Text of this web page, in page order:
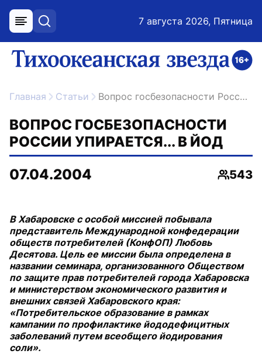
меню поиск 7 августа 2026, Пятница
ссылка на главную
Главная Статьи Вопрос госбезопасности России упирается... в йод
ВОПРОС ГОСБЕЗОПАСНОСТИ
РОССИИ УПИРАЕТСЯ... В ЙОД
07.04.2004
543
В Хабаровске с особой миссией побывала
представитель Международной конфедерации
обществ потребителей (КонфОП) Любовь
Десятова. Цель ее миссии была определена в
названии семинара, организованного Обществом
по защите прав потребителей города Хабаровска
и министерством экономического развития и
внешних связей Хабаровского края:
«Потребительское образование в рамках
кампании по профилактике йододефицитных
заболеваний путем всеобщего йодирования
соли».